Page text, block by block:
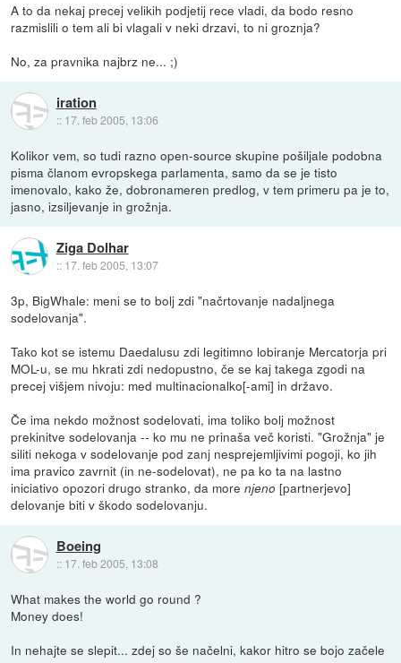
A to da nekaj precej velikih podjetij rece vladi, da bodo resno
razmislili o tem ali bi vlagali v neki drzavi, to ni groznja?
No, za pravnika najbrz ne... ;)
iration
:: 17. feb 2005, 13:06
Kolikor vem, so tudi razno open-source skupine pošiljale podobna
pisma članom evropskega parlamenta, samo da se je tisto
imenovalo, kako že, dobronameren predlog, v tem primeru pa je to,
jasno, izsiljevanje in grožnja.
Ziga Dolhar
:: 17. feb 2005, 13:07
3p, BigWhale: meni se to bolj zdi "načrtovanje nadaljnega
sodelovanja".
Tako kot se istemu Daedalusu zdi legitimno lobiranje Mercatorja pri
MOL-u, se mu hkrati zdi nedopustno, če se kaj takega zgodi na
precej višjem nivoju: med multinacionalko[-ami] in državo.
Če ima nekdo možnost sodelovati, ima toliko bolj možnost
prekinitve sodelovanja -- ko mu ne prinaša več koristi. "Grožnja" je
siliti nekoga v sodelovanje pod zanj nesprejemljivimi pogoji, ko jih
ima pravico zavrnit (in ne-sodelovat), ne pa ko ta na lastno
iniciativo opozori drugo stranko, da morenjeno [partnerjevo]
delovanje biti v škodo sodelovanju.
Boeing
:: 17. feb 2005, 13:08
What makes the world go round ?
Money does!
In nehajte se slepit... zdej so še načelni, kakor hitro se bojo začele